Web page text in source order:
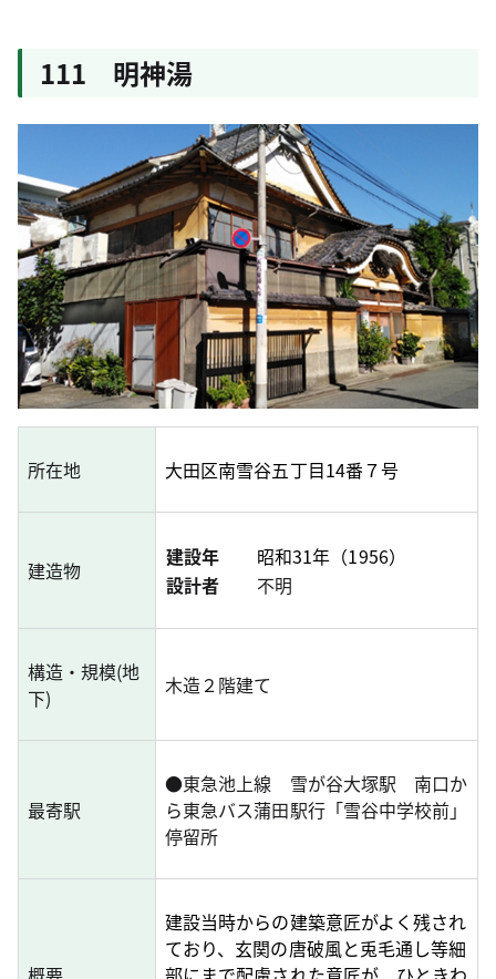
111 明神湯
所在地 大田区南雪谷五丁目14番７号
建造物
建設年
昭和31年（1956）
設計者
不明
構造・規模(地
下)
木造２階建て
最寄駅
●東急池上線 雪が谷大塚駅 南口か
ら東急バス蒲田駅行「雪谷中学校前」
停留所
建設当時からの建築意匠がよく残され
ており、玄関の唐破風と兎毛通し等細